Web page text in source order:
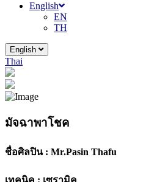
English
EN
TH
English
Thai
มัจฉาพาโชค
ชื่อศิลปิน : Mr.Pasin Thafu